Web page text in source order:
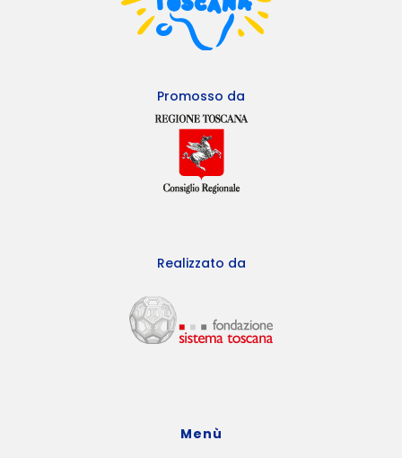
Promosso da
Realizzato da
Menù